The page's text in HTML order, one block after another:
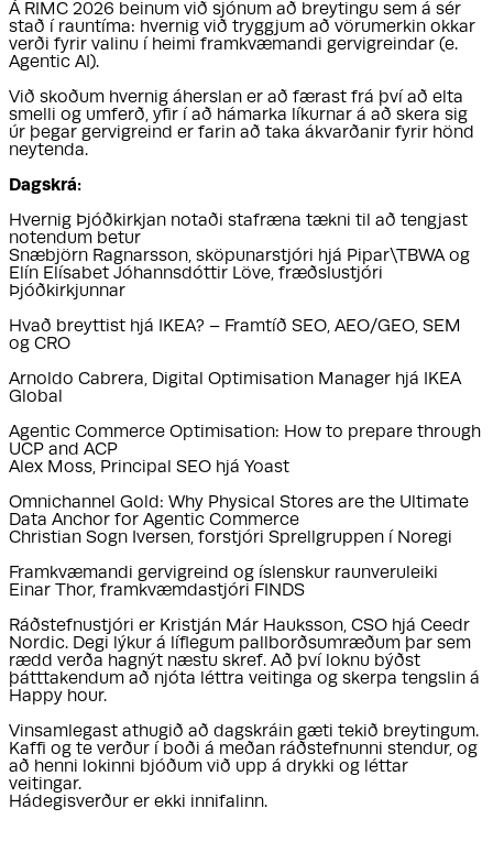
Á RIMC 2026 beinum við sjónum að breytingu sem á sér
stað í rauntíma: hvernig við tryggjum að vörumerkin okkar
verði fyrir valinu í heimi framkvæmandi gervigreindar (e.
Agentic AI).
Við skoðum hvernig áherslan er að færast frá því að elta
smelli og umferð, yfir í að hámarka líkurnar á að skera sig
úr þegar gervigreind er farin að taka ákvarðanir fyrir hönd
neytenda.
Dagskrá:
Hvernig Þjóðkirkjan notaði stafræna tækni til að tengjast
notendum betur
Snæbjörn Ragnarsson, sköpunarstjóri hjá Pipar\TBWA og
Elín Elísabet Jóhannsdóttir Löve, fræðslustjóri
Þjóðkirkjunnar
Hvað breyttist hjá IKEA? – Framtíð SEO, AEO/GEO, SEM
og CRO
Arnoldo Cabrera, Digital Optimisation Manager hjá IKEA
Global
Agentic Commerce Optimisation: How to prepare through
UCP and ACP
Alex Moss, Principal SEO hjá Yoast
Omnichannel Gold: Why Physical Stores are the Ultimate
Data Anchor for Agentic Commerce
Christian Sogn Iversen, forstjóri Sprellgruppen í Noregi
Framkvæmandi gervigreind og íslenskur raunveruleiki
Einar Thor, framkvæmdastjóri FINDS
Ráðstefnustjóri er Kristján Már Hauksson, CSO hjá Ceedr
Nordic. Degi lýkur á líflegum pallborðsumræðum þar sem
rædd verða hagnýt næstu skref. Að því loknu býðst
þátttakendum að njóta léttra veitinga og skerpa tengslin á
Happy hour.
Vinsamlegast athugið að dagskráin gæti tekið breytingum.
Kaffi og te verður í boði á meðan ráðstefnunni stendur, og
að henni lokinni bjóðum við upp á drykki og léttar
veitingar.
Hádegisverður er ekki innifalinn.